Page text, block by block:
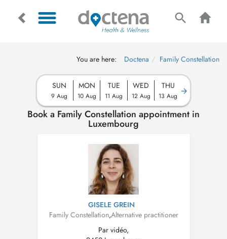
You are here: Doctena Family Constellation
SUN
9 Aug
MON
10 Aug
TUE
11 Aug
WED
12 Aug
THU
13 Aug
Book a Family Constellation appointment in
Luxembourg
GISELE GREIN
Family Constellation,Alternative practitioner
Par vidéo,